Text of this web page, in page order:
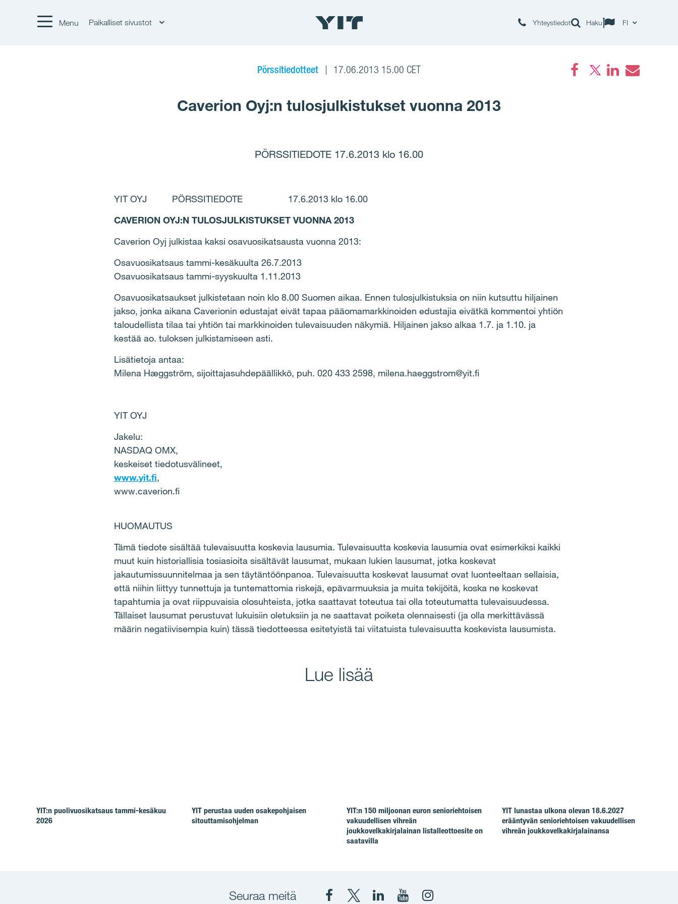
Menu Paikalliset sivustot Yhteystiedot Haku FI
Pörssitiedotteet 17.06.2013 15.00 CET
Caverion Oyj:n tulosjulkistukset vuonna 2013
PÖRSSITIEDOTE 17.6.2013 klo 16.00
YIT OYJ PÖRSSITIEDOTE 17.6.2013 klo 16.00
CAVERION OYJ:N TULOSJULKISTUKSET VUONNA 2013
Caverion Oyj julkistaa kaksi osavuosikatsausta vuonna 2013:
Osavuosikatsaus tammi-kesäkuulta 26.7.2013
Osavuosikatsaus tammi-syyskuulta 1.11.2013
Osavuosikatsaukset julkistetaan noin klo 8.00 Suomen aikaa. Ennen tulosjulkistuksia on niin kutsuttu hiljainen
jakso, jonka aikana Caverionin edustajat eivät tapaa pääomamarkkinoiden edustajia eivätkä kommentoi yhtiön
taloudellista tilaa tai yhtiön tai markkinoiden tulevaisuuden näkymiä. Hiljainen jakso alkaa 1.7. ja 1.10. ja
kestää ao. tuloksen julkistamiseen asti.
Lisätietoja antaa:
Milena Hæggström, sijoittajasuhdepäällikkö, puh. 020 433 2598, milena.haeggstrom@yit.fi
YIT OYJ
Jakelu:
NASDAQ OMX,
keskeiset tiedotusvälineet,
www.yit.fi,
www.caverion.fi
HUOMAUTUS
Tämä tiedote sisältää tulevaisuutta koskevia lausumia. Tulevaisuutta koskevia lausumia ovat esimerkiksi kaikki
muut kuin historiallisia tosiasioita sisältävät lausumat, mukaan lukien lausumat, jotka koskevat
jakautumissuunnitelmaa ja sen täytäntöönpanoa. Tulevaisuutta koskevat lausumat ovat luonteeltaan sellaisia,
että niihin liittyy tunnettuja ja tuntemattomia riskejä, epävarmuuksia ja muita tekijöitä, koska ne koskevat
tapahtumia ja ovat riippuvaisia olosuhteista, jotka saattavat toteutua tai olla toteutumatta tulevaisuudessa.
Tällaiset lausumat perustuvat lukuisiin oletuksiin ja ne saattavat poiketa olennaisesti (ja olla merkittävässä
määrin negatiivisempia kuin) tässä tiedotteessa esitetyistä tai viitatuista tulevaisuutta koskevista lausumista.
Lue lisää
YIT:n puolivuosikatsaus tammi-kesäkuu
2026
YIT perustaa uuden osakepohjaisen
sitouttamisohjelman
YIT:n 150 miljoonan euron senioriehtoisen
vakuudellisen vihreän
joukkovelkakirjalainan listalleottoesite on
saatavilla
YIT lunastaa ulkona olevan 18.6.2027
erääntyvän senioriehtoisen vakuudellisen
vihreän joukkovelkakirjalainansa
Seuraa meitä